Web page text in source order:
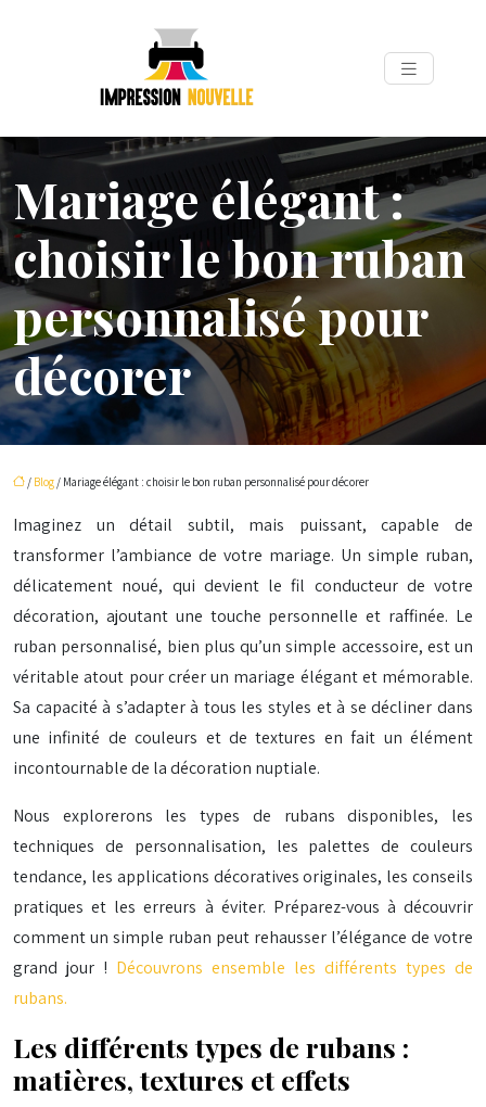
Mariage élégant :
choisir le bon ruban
personnalisé pour
décorer
/ Blog / Mariage élégant : choisir le bon ruban personnalisé pour décorer
Imaginez un détail subtil, mais puissant, capable de
transformer l’ambiance de votre mariage. Un simple ruban,
délicatement noué, qui devient le fil conducteur de votre
décoration, ajoutant une touche personnelle et raffinée. Le
ruban personnalisé, bien plus qu’un simple accessoire, est un
véritable atout pour créer un mariage élégant et mémorable.
Sa capacité à s’adapter à tous les styles et à se décliner dans
une infinité de couleurs et de textures en fait un élément
incontournable de la décoration nuptiale.
Nous explorerons les types de rubans disponibles, les
techniques de personnalisation, les palettes de couleurs
tendance, les applications décoratives originales, les conseils
pratiques et les erreurs à éviter. Préparez-vous à découvrir
comment un simple ruban peut rehausser l’élégance de votre
grand jour ! Découvrons ensemble les différents types de
rubans.
Les différents types de rubans :
matières, textures et effets